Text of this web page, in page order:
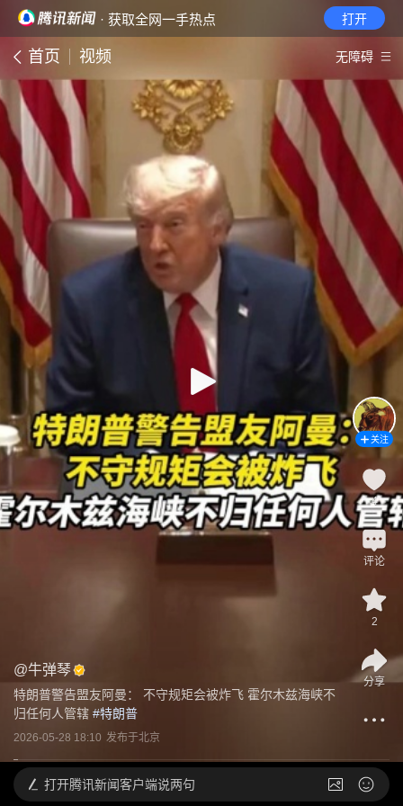
· 获取全网一手热点 打开
首页 视频 无障碍
@牛弹琴
特朗普警告盟友阿曼： 不守规矩会被炸飞 霍尔木兹海峡不
归任何人管辖 #特朗普
2026-05-28 18:10 发布于北京
关注
4
评论
2
分享
打开腾讯新闻客户端说两句